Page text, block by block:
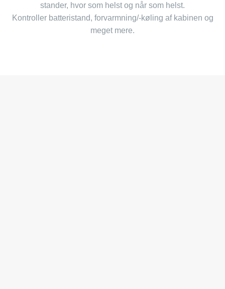
stander, hvor som helst og når som helst.
Kontroller batteristand, forvarmning/-køling af kabinen og
meget mere.